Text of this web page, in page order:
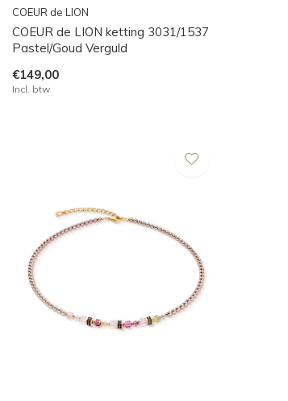
COEUR de LION
COEUR de LION ketting 3031/1537
Pastel/Goud Verguld
€149,00
Incl. btw